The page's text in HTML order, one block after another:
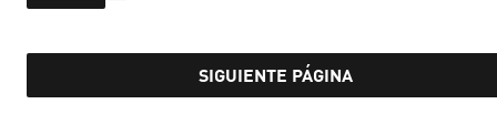
SIGUIENTE PÁGINA